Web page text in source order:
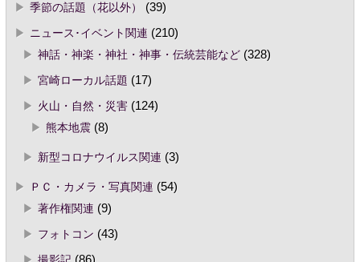
季節の話題（花以外）
(39)
ニュース･イベント関連 (210)
神話・神楽・神社・神事・伝統芸能など(328)
宮崎ローカル話題 (17)
火山・自然・災害(124)
熊本地震(8)
新型コロナウイルス関連 (3)
ＰＣ・カメラ・写真関連 (54)
著作権関連 (9)
フォトコン (43)